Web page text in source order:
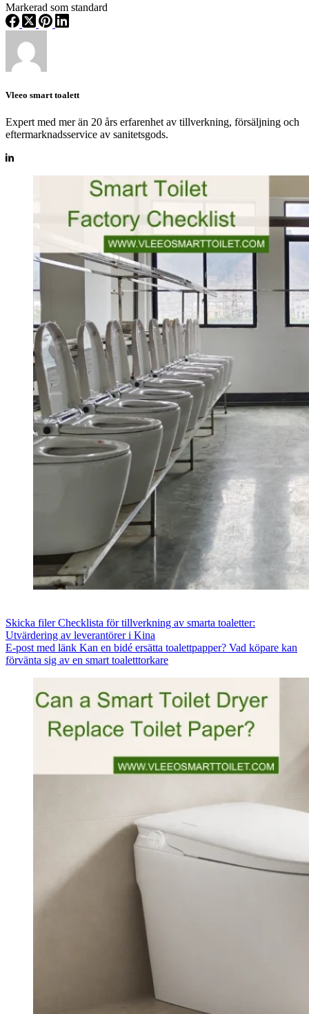
Markerad som standard
Vleeo smart toalett
Expert med mer än 20 års erfarenhet av tillverkning, försäljning och
eftermarknadsservice av sanitetsgods.
Skicka filerChecklista för tillverkning av smarta toaletter:
Utvärdering av leverantörer i Kina
E-post med länk Kan en bidé ersätta toalettpapper? Vad köpare kan
förvänta sig av en smart toaletttorkare